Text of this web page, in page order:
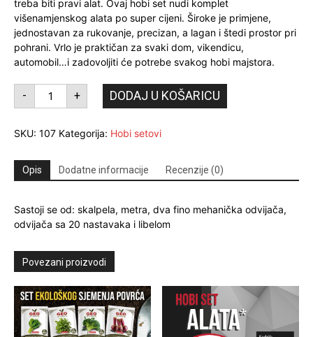
treba biti pravi alat. Ovaj hobi set nudi komplet
višenamjenskog alata po super cijeni. Široke je primjene,
jednostavan za rukovanje, precizan, a lagan i štedi prostor pri
pohrani. Vrlo je praktičan za svaki dom, vikendicu,
automobil…i zadovoljiti će potrebe svakog hobi majstora.
-
HOBI
SET
1
BESPLATNA
DOSTAVA
+ DODAJ U KOŠARICU
SKU: 107 Kategorija: Hobi setovi
Opis Dodatne informacije Recenzije (0)
Sastoji se od: skalpela, metra, dva fino mehanička odvijača,
odvijača sa 20 nastavaka i libelom
Povezani proizvodi